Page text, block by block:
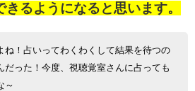
きるようになると思います。
ね！占いってわくわくして結果を待つの
だった！今度、視聴覚室さんに占っても
～